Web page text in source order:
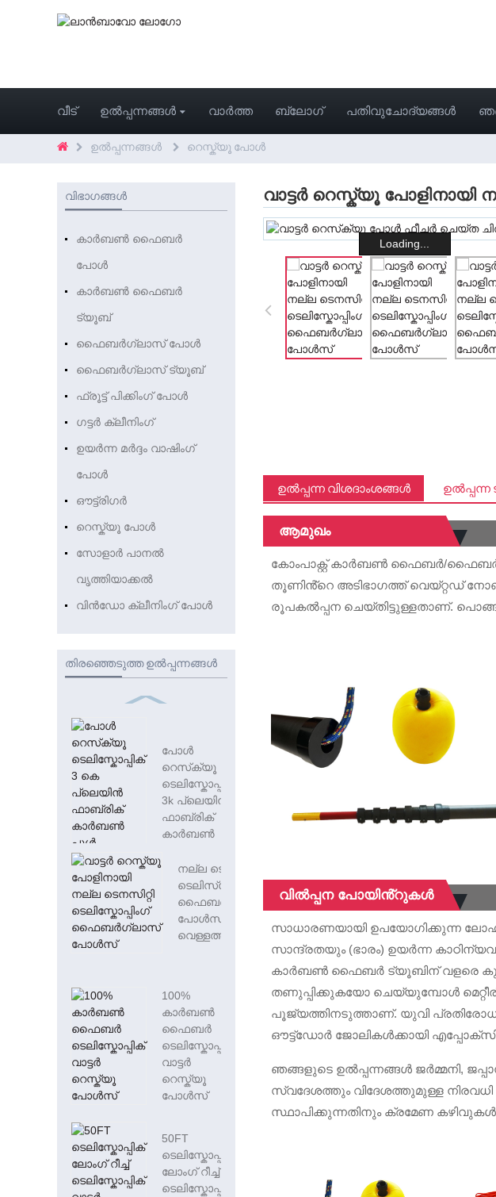
വീട് ഉൽപ്പന്നങ്ങൾ വാർത്ത ബ്ലോഗ് പതിവുചോദ്യങ്ങൾ
ഉൽപ്പന്നങ്ങൾ റെസ്ക്യൂ പോൾ
വിഭാഗങ്ങൾ
കാർബൺ ഫൈബർ
പോൾ
കാർബൺ ഫൈബർ
ട്യൂബ്
ഫൈബർഗ്ലാസ് പോൾ
ഫൈബർഗ്ലാസ് ട്യൂബ്
ഫ്രൂട്ട് പിക്കിംഗ് പോൾ
ഗട്ടർ ക്ലീനിംഗ്
ഉയർന്ന മർദ്ദം വാഷിംഗ്
പോൾ
ഔട്ട്രിഗർ
റെസ്ക്യൂ പോൾ
സോളാർ പാനൽ
വൃത്തിയാക്കൽ
വിൻഡോ ക്ലീനിംഗ് പോൾ
തിരഞ്ഞെടുത്ത ഉൽപ്പന്നങ്ങൾ
പോൾ
റെസ്‌ക്യൂ
ടെലിസ്കോപ്പിക്
3k പ്ലെയിൻ
ഫാബ്രിക്
കാർബൺ
നല്ല ടെനാസിറ്റി
ടെലിസ്‌കോപ്പിംഗ്
ഫൈബർഗ്ലാസ്
പോൾസ്
വെള്ളത്തിനായി...
100%
കാർബൺ
ഫൈബർ
ടെലിസ്കോപ്പിക്
വാട്ടർ
റെസ്ക്യൂ
പോൾസ്
50FT
ടെലിസ്കോപ്പിക്
ലോംഗ് റീച്ച്
ടെലിസ്കോപ്പിക്
വാട്ടർ റെസ്ക്യൂ
Loading...
ഉൽപ്പന്ന വിശദാംശങ്ങൾ
ആമുഖം
കോംപാക്റ്റ് കാർബൺ ഫൈബർ/
തൂണിൻ്റെ അടിഭാഗത്ത് വെയ്റ്റഡ്
രൂപകൽപ്പന ചെയ്തിട്ടുള്ളതാണ്.
വിൽപ്പന പോയിൻ്റുകൾ
സാധാരണയായി ഉപയോഗിക്കുന്ന
സാന്ദ്രതയും (ഭാരം) ഉയർന്ന
കാർബൺ ഫൈബർ ട്യൂബിന് വളരെ
തണുപ്പിക്കുകയോ ചെയ്യുമ്പോൾ
പൂജ്യത്തിനടുത്താണ്. യുവി
ഔട്ട്‌ഡോർ ജോലികൾക്കായി
ഞങ്ങളുടെ ഉൽപ്പന്നങ്ങൾ ജർമ്മനി,
സ്വദേശത്തും വിദേശത്തുമുള്ള
സ്ഥാപിക്കുന്നതിനും ക്രമേണ